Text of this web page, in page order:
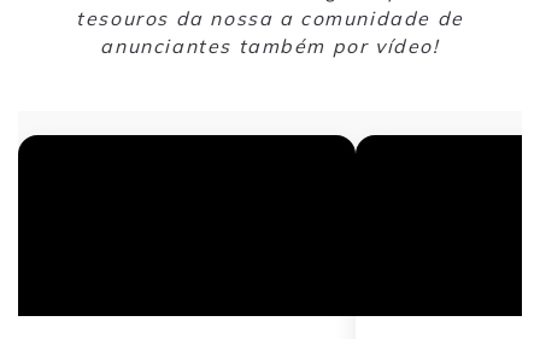
tesouros da nossa a comunidade de
anunciantes também por vídeo!